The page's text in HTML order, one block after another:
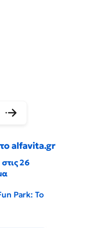
alfavita.gr
26
Park: Το